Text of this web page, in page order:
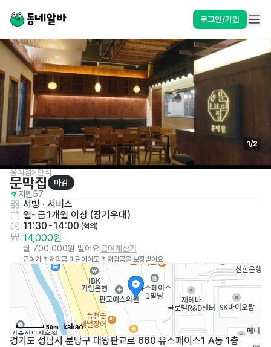
로그인/가입
1/2
음식점>한식
문막집
마감
지원57
서빙 · 서비스
월~금1개월 이상 (장기우대)
11:30~14:00 (협의)
14,000원
월 700,000원 벌어요급여계산기
급여가 최저임금 미달이어도 최저임금을 보장받아요
50m
경기도 성남시 분당구 대왕판교로 660 유스페이스1 A동 1층